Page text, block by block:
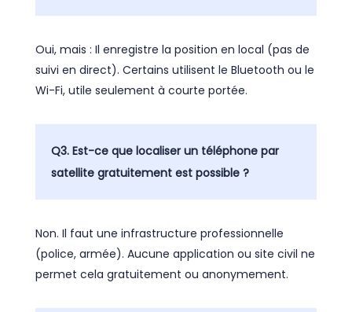
Oui, mais : Il enregistre la position en local (pas de
suivi en direct). Certains utilisent le Bluetooth ou le
Wi-Fi, utile seulement à courte portée.
Q3. Est-ce que localiser un téléphone par
satellite gratuitement est possible ?
Non. Il faut une infrastructure professionnelle
(police, armée). Aucune application ou site civil ne
permet cela gratuitement ou anonymement.